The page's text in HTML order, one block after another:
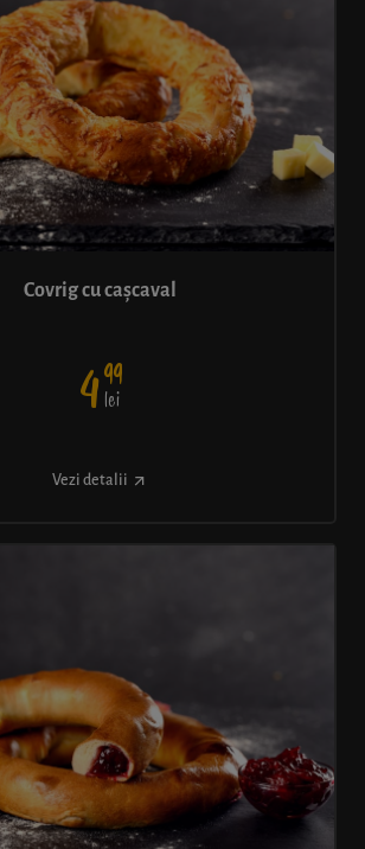
Covrig cu cașcaval
499
lei
Vezi detalii